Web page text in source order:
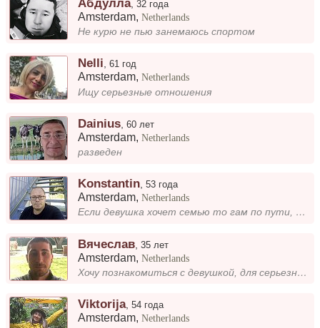
Абдулла,32 года
Amsterdam,Netherlands
Не курю не пью занемаюсь спортом
Nelli,61 год
Amsterdam,Netherlands
Ищу серьезные отношения
Dainius ,60 лет
Amsterdam,Netherlands
разведен
Konstantin ,53 года
Amsterdam,Netherlands
Если девушка хочет семью то гам по пути, пишите,
Вячеслав ,35 лет
Amsterdam,Netherlands
Хочу познакомиться с девушкой, для серьезных отношений и создания семьи.
Viktorija,54 года
Amsterdam,Netherlands